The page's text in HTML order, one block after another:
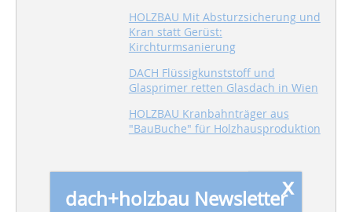
HOLZBAU Mit Absturzsicherung und
Kran statt Gerüst:
Kirchturmsanierung
DACH Flüssigkunststoff und
Glasprimer retten Glasdach in Wien
HOLZBAU Kranbahnträger aus
"BauBuche" für Holzhausproduktion
x
dach+holzbau Newsletter